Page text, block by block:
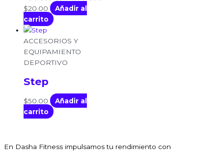
$20.00
Añadir al
carrito
ACCESORIOS Y
EQUIPAMIENTO
DEPORTIVO
Step
$50.00
Añadir al
carrito
En Dasha Fitness impulsamos tu rendimiento con